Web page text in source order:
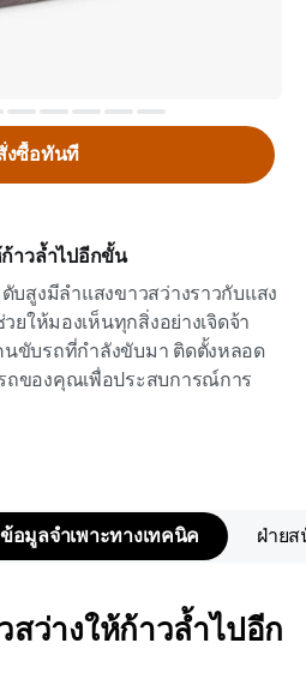
าวล้ำไปอีกขั้น
บสูงมีลำแสงขาวสว่างราวกับแสง
ยให้มองเห็นทุกสิ่งอย่างเจิดจ้า
นขับรถที่กำลังขับมา ติดตั้งหลอด
ถของคุณเพื่อประสบการณ์การ
งซื้อทันที
ข้อมูลจำเพาะทางเทคนิค ฝ่าย
สว่างให้ก้าวล้ำไปอีก